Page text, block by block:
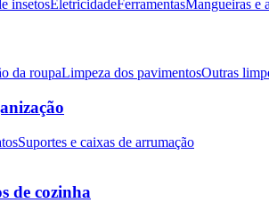
insetosEletricidadeFerramentasMangueiras e
da roupaLimpeza dos pavimentosOutras
Suportes e caixas de arrumação
de cozinha